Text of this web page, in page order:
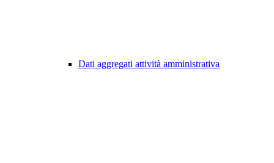
Dati aggregati attività amministrativa